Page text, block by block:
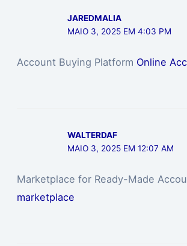
JAREDMALIA
MAIO 3, 2025 EM 4:03 PM
Account Buying Platform Online
WALTERDAF
MAIO 3, 2025 EM 12:07 AM
Marketplace for Ready-Made
marketplace